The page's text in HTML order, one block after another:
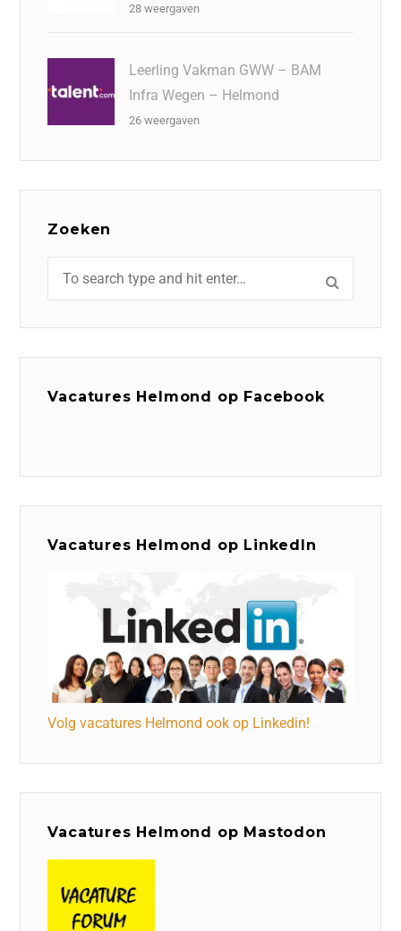
28 weergaven
Leerling Vakman GWW – BAM
Infra Wegen – Helmond
26 weergaven
Zoeken
Vacatures Helmond op Facebook
Vacatures Helmond op LinkedIn
Volg vacatures Helmond ook op Linkedin!
Vacatures Helmond op Mastodon